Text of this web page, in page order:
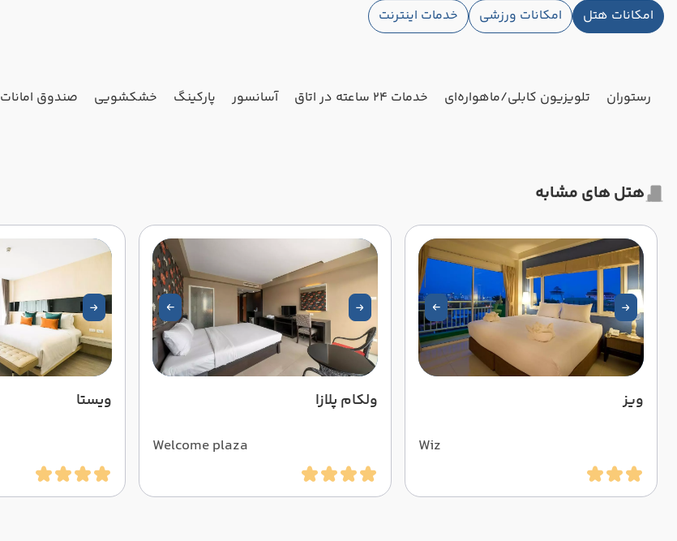
امکانات هتل امکانات ورزشی خدمات اینترنت
رستوران تلویزیون کابلی/ماهواره‌ای خدمات 24 ساعته در اتاق آسانسور پارکینگ خشکشویی صندوق امانات
هتل های مشابه
ویز
Wiz
ولکام پلازا
Welcome plaza
ویستا